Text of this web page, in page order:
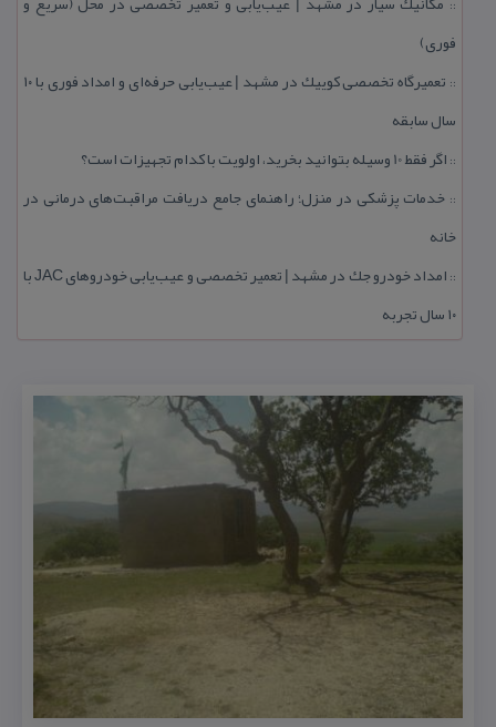
::
فوری)
::
تعمیرگاه تخصصی كوییك در مشهد | عیب‌یابی حرفه‌ای و امداد فوری با ۱۰
سال سابقه
:: اگر فقط 10 وسیله بتوانید بخرید، اولویت با كدام تجهیزات است؟
:: خدمات پزشكی در منزل؛ راهنمای جامع دریافت مراقبت‌های درمانی در
خانه
::
امداد خودرو جك در مشهد | تعمیر تخصصی و عیب‌یابی خودروهای JAC با
۱۰ سال تجربه